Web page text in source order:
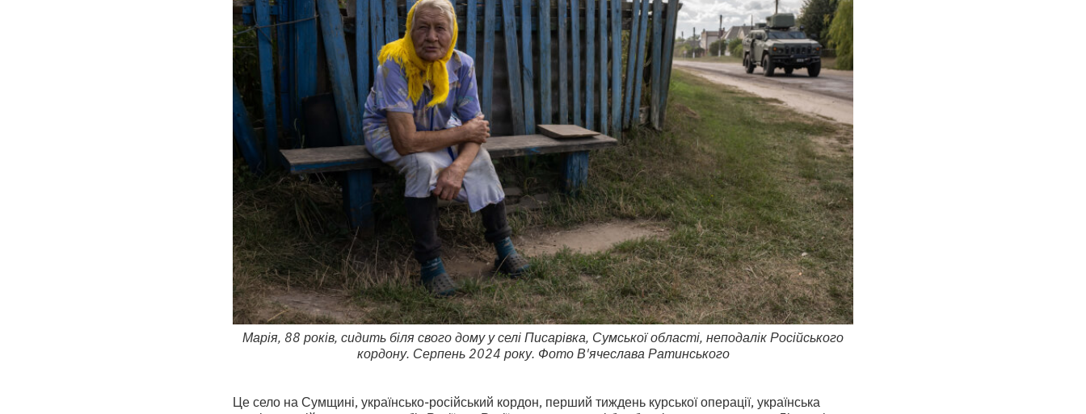
Марія, 88 років, сидить біля свого дому у селі Писарівка, Сумської області, неподалік Російського
кордону. Серпень 2024 року. Фото В'ячеслава Ратинського
Це село на Сумщині, українсько-російський кордон, перший тиждень курської операції, українська